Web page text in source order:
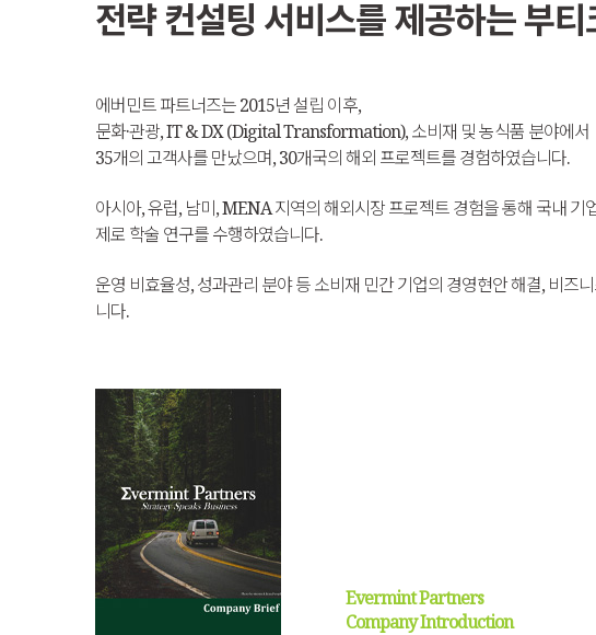
전략 컨설팅 서비스를 제공하는 부
에버민트 파트너즈는 2015년 설립 이후,
문화·관광, IT & DX (Digital Transformation), 소비재 및 농식품 분야에서
35개의 고객사를 만났으며, 30개국의 해외 프로젝트를 경험하였습니다.
아시아, 유럽, 남미, MENA 지역의 해외시장 프로젝트 경험을 통해 국내
제로 학술 연구를 수행하였습니다.
운영 비효율성, 성과관리 분야 등 소비재 민간 기업의 경영현안 해결, 비즈
니다.
Evermint Partners
Company Introduction